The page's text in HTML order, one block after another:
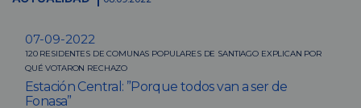
07-09-2022
120 RESIDENTES DE COMUNAS POPULARES DE SANTIAGO EXPLICAN POR
QUÉ VOTARON RECHAZO
Estación Central: ”Porque todos van a ser de
Fonasa”